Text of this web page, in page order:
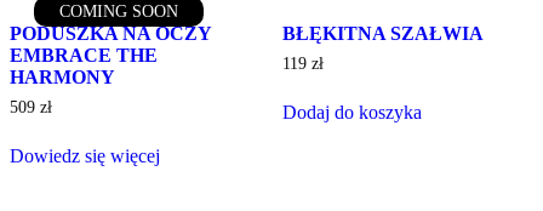
COMING SOON
PODUSZKA NA OCZY
EMBRACE THE
HARMONY
509 zł
Dowiedz się więcej
BŁĘKITNA SZAŁWIA
119 zł
Dodaj do koszyka